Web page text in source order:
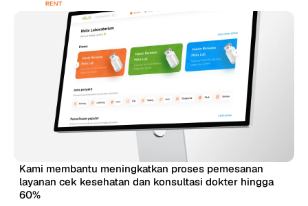
Kami membantu meningkatkan proses pemesanan
layanan cek kesehatan dan konsultasi dokter hingga
60%